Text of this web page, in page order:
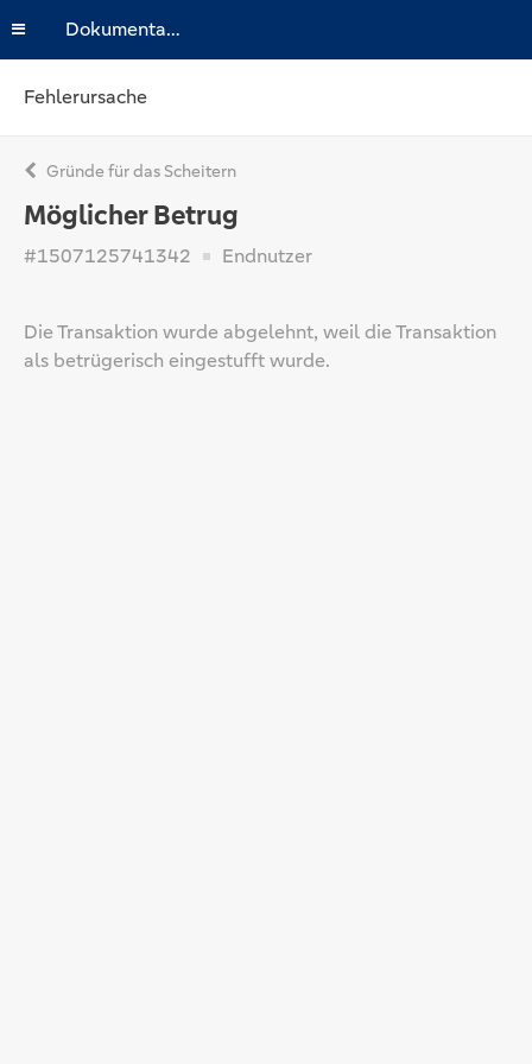
Dokumentation
Fehlerursache
Gründe für das Scheitern
Möglicher Betrug
#1507125741342 Endnutzer
Die Transaktion wurde abgelehnt, weil die Transaktion
als betrügerisch eingestufft wurde.